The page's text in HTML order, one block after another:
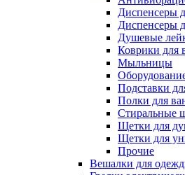
Диспенсеры
Диспенсеры
Душевые
Коврики для
Мыльницы
Подставки
Полки для
Стиральные
Щетки для
Щетки для
Прочие
Вешалки для